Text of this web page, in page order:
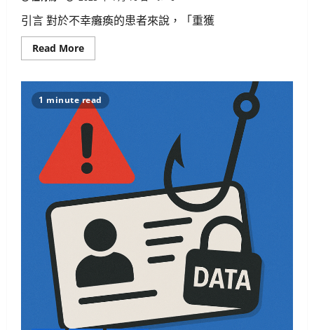
引言 對於不幸癱瘓的患者來說，「重獲
Read MoreRead
more
波
控
機
械
臂：
癱
瘓
者
重
獲
自
的
突
破
技
術
1 minute read